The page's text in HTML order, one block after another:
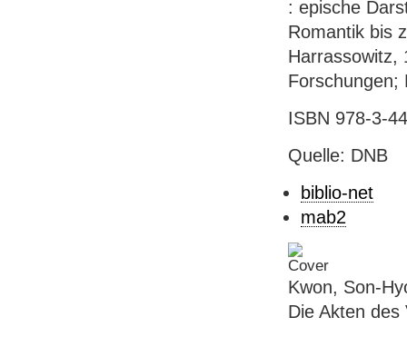
: epische
Romantik bis
Harrassowitz,
Forschungen;
ISBN 978-3-
Quelle: DNB
biblio-net
mab2
Kwon, Son-
Die Akten des